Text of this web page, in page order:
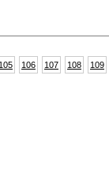
105 106 107 108 109